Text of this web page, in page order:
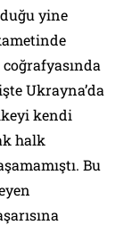
yine
Ukrayna’da
kendi
halk
Bu